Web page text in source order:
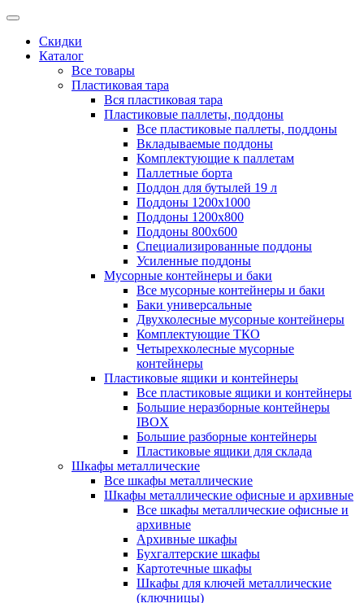
Скидки
Каталог
Все товары
Пластиковая тара
Вся пластиковая тара
Пластиковые паллеты, поддоны
Все пластиковые паллеты, поддоны
Вкладываемые поддоны
Комплектующие к паллетам
Паллетные борта
Поддон для бутылей 19 л
Поддоны 1200х1000
Поддоны 1200х800
Поддоны 800х600
Специализированные поддоны
Усиленные поддоны
Мусорные контейнеры и баки
Все мусорные контейнеры и баки
Баки универсальные
Двухколесные мусорные контейнеры
Комплектующие ТКО
Четырехколесные мусорные
контейнеры
Пластиковые ящики и контейнеры
Все пластиковые ящики и контейнеры
Большие неразборные контейнеры
IBOX
Большие разборные контейнеры
Пластиковые ящики для склада
Шкафы металлические
Все шкафы металлические
Шкафы металлические офисные и архивные
Все шкафы металлические офисные и
архивные
Архивные шкафы
Бухгалтерские шкафы
Картотечные шкафы
Шкафы для ключей металлические
(ключницы)